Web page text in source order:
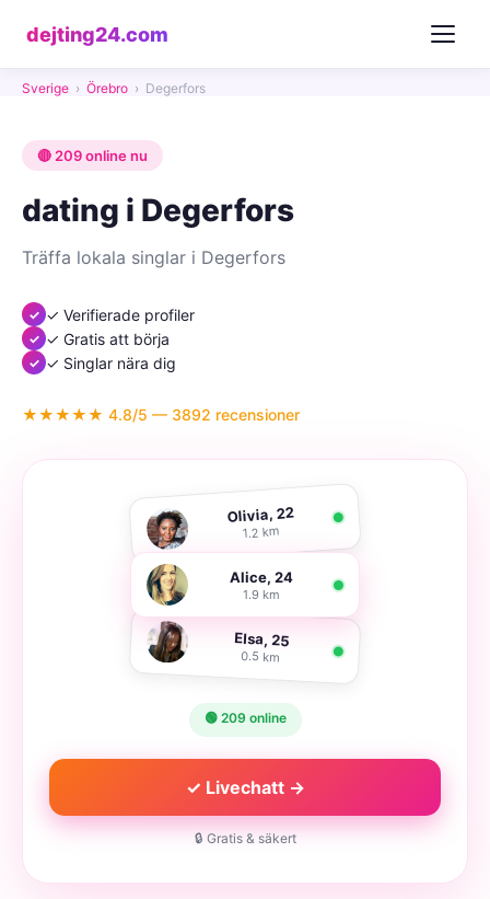
dejting24.com
Sverige › Örebro › Degerfors
🔴 209 online nu
dating i Degerfors
Träffa lokala singlar i Degerfors
✓ Verifierade profiler
✓ Gratis att börja
✓ Singlar nära dig
★★★★★ 4.8/5 — 3892 recensioner
Olivia, 22
1.2 km
Alice, 24
1.9 km
Elsa, 25
0.5 km
🟢 209 online
✓ Livechatt →
🔒 Gratis & säkert